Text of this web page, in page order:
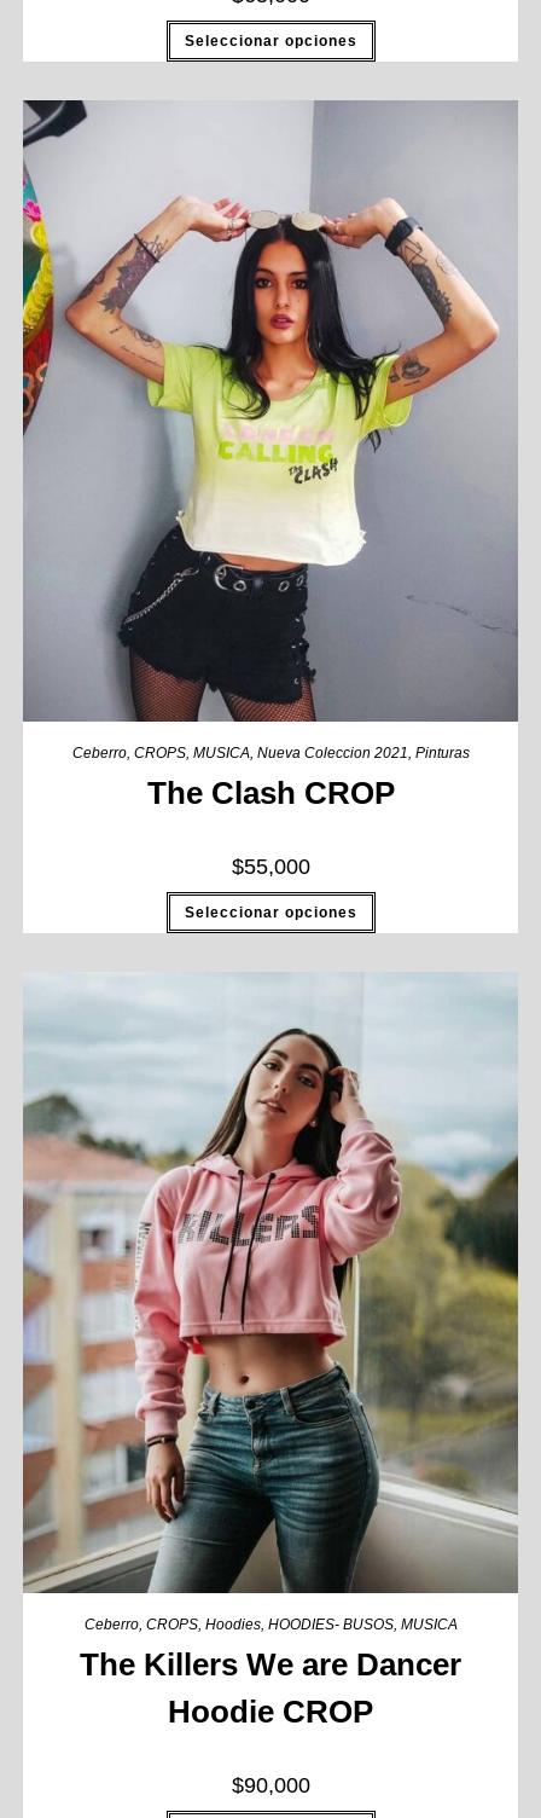
Seleccionar opciones
Ceberro, CROPS, MUSICA Nueva Coleccion 2021 Pinturas
The Clash CROP
$55,000
Seleccionar opciones
Ceberro, CROPS, Hoodies, HOODIES- BUSOS, MUSICA
The Killers We are Dancer
Hoodie CROP
$90,000